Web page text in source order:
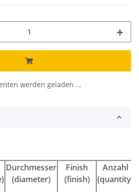
werden geladen ...
Durchmesser
(diameter)
Finish
(finish)
Anzahl
(quantity)